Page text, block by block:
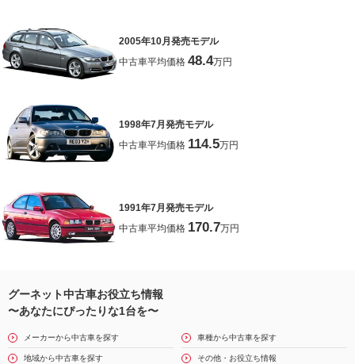
2005年10月発売モデル
中古車平均価格 48.4万円
1998年7月発売モデル
中古車平均価格 114.5万円
1991年7月発売モデル
中古車平均価格 170.7万円
グーネット中古車お役立ち情報
〜あなたにぴったりな1台を〜
メーカーから中古車を探す 車種から中古車を探す
地域から中古車を探す その他・お役立ち情報